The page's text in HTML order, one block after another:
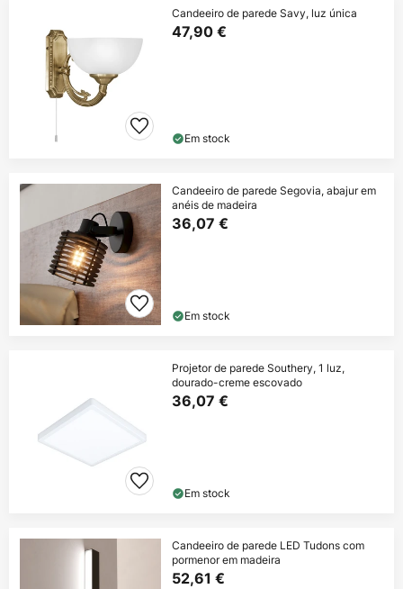
Candeeiro de parede Savy, luz única
47,90 €
Em stock
Candeeiro de parede Segovia, abajur em
anéis de madeira
36,07 €
Em stock
Projetor de parede Southery, 1 luz,
dourado-creme escovado
36,07 €
Em stock
Candeeiro de parede LED Tudons com
pormenor em madeira
52,61 €